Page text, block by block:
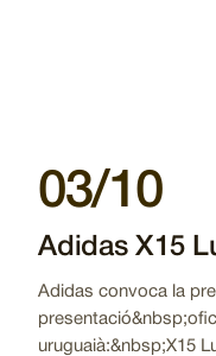
03/10
Adidas X15
Adidas convoca la
uruguaià:&nbsp;X15